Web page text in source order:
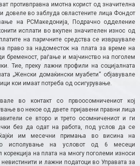
противправна имотна корист од значителна
довеле во заблуда овластените лица Фондот
на РСМакедонија, Подрачно одделение
исплати во вкупен значителен износ од
на паричните средства се извршувале
право за надоместок на плата за време на
бременост, раѓање и мајчинство на поголем
Тие, преку лажни профили на социјалната
„Женски домаќински муабети“ објавувале
кои имаат потреба од осигурување.
во контакт со првоосомничениот кој
во некое од двете пријавени правни лица
се второ и трето осомничениот и ги
без да одат на работа, под услов да се
им месечни примања во висина на
исполување на условот од 6 месеци
корекција на плата на многу поголеми износи
и лажни податоци во Управата за